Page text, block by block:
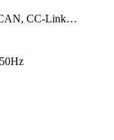
CAN, CC-Link…